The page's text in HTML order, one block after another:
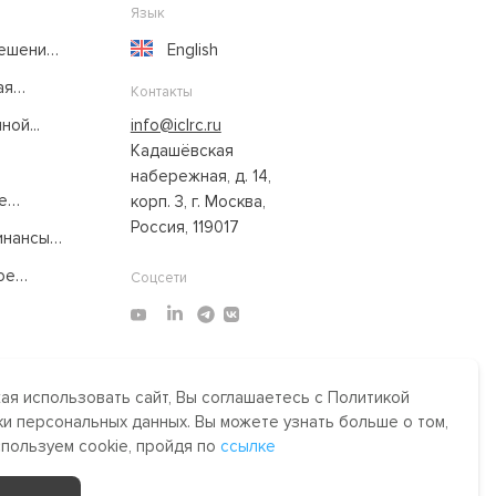
Язык
English
Контакты
info@iclrc.ru
Кадашёвская
набережная, д. 14,
корп. 3, г. Москва,
Россия, 119017
Соцсети
Made by Uprising
2021
использовать сайт, Вы соглашаетесь с Политикой
персональных данных. Вы можете узнать больше о том,
cookie, пройдя по ссылке